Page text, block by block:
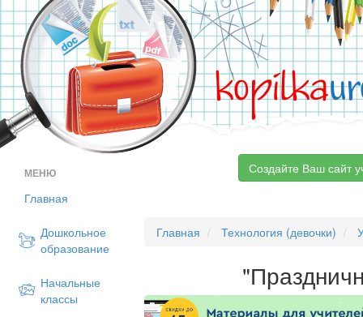
kopilka
МЕНЮ
Главная
Дошкольное
образование
Начальные
классы
Создайте Ваш сайт
Главная Технология (девочки)